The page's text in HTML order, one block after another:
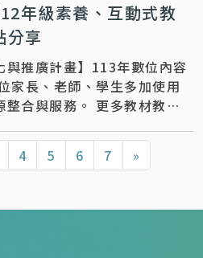
年級素養、互動式教
分享
與推廣計畫】113年數位內容
家長、老師、學生多加使用
合與服務。 更多教材教學
】 聯絡信箱 ｜
4 5 6 7 »